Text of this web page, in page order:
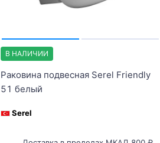
В НАЛИЧИИ
Раковина подвесная Serel Friendly
51 белый
Serel